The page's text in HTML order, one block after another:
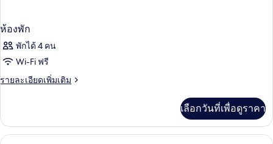
ห้องพัก
พักได้ 4 คน
Wi-Fi ฟรี
รายละเอียดเพิ่มเติม
ราย
เกี่ยว
กับ
เลือกวันที่เพื่อดูราคา
1 ห้องนอน, เครื่องนอนระดับพรีเมียม,